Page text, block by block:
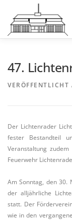
springen
47.
VERÖFFENTLICHT
Der Lichtenrader
fester Bestandteil
Veranstaltung
Feuerwehr
Am Sonntag, den 30.
der alljährliche
statt. Der
wie in den